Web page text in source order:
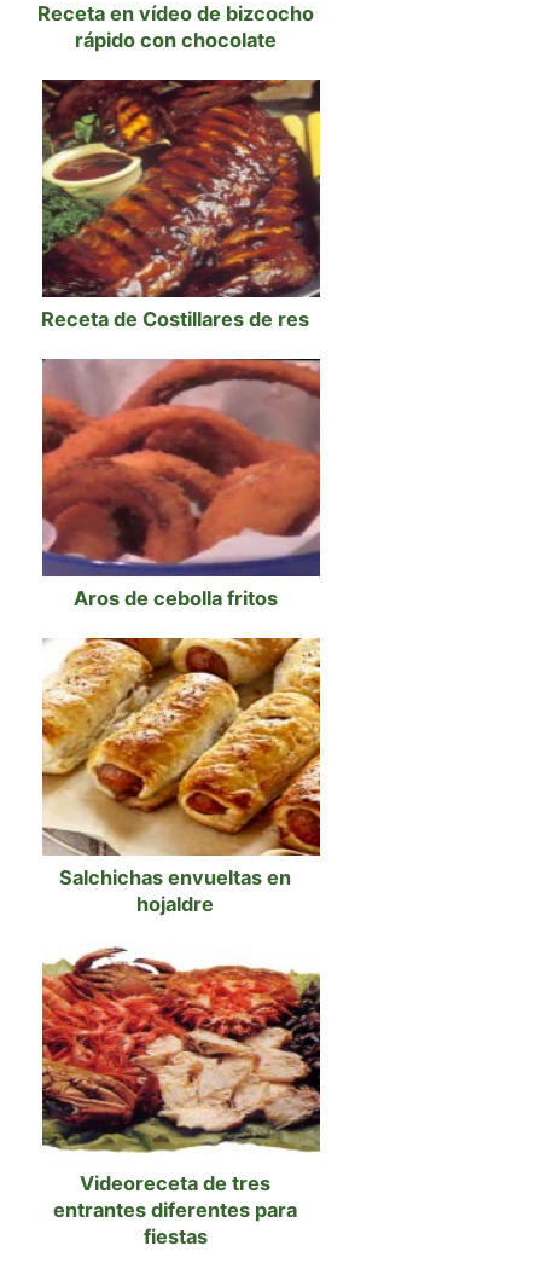
Receta en vídeo de bizcocho
rápido con chocolate
Receta de Costillares de res
Aros de cebolla fritos
Salchichas envueltas en
hojaldre
Videoreceta de tres
entrantes diferentes para
fiestas